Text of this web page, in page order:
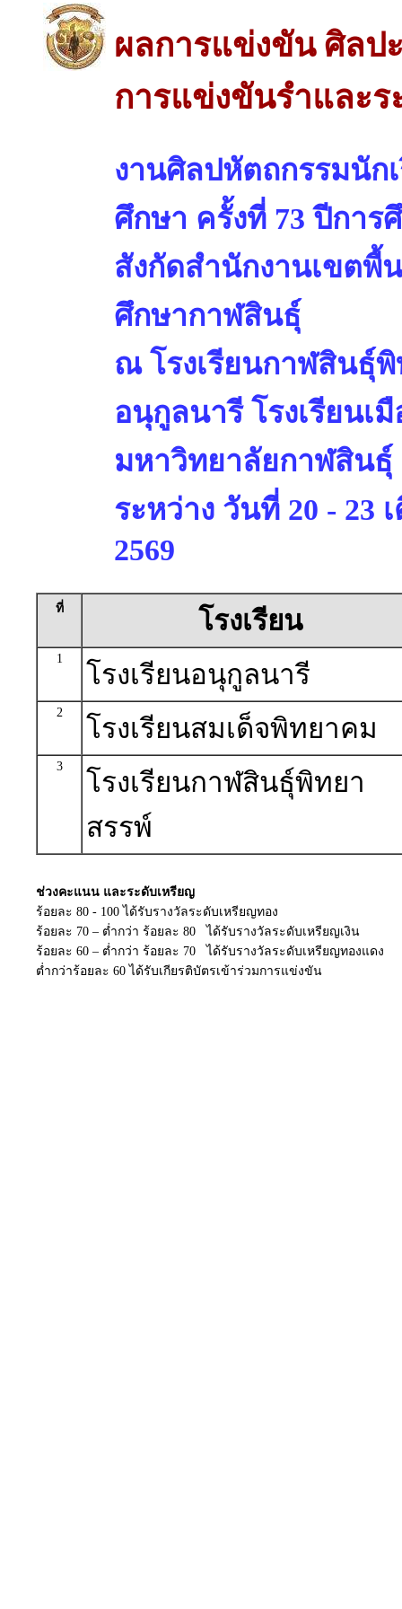
ผลการแข่งขัน ศิลป
การแข่งขันรำและร
งานศิลปหัตถกรรมนัก
ศึกษา ครั้งที่ 73 ปีการ
สังกัดสำนักงานเขตพื้
ศึกษากาฬสินธุ์
ณ โรงเรียนกาฬสินธุ์พิ
อนุกูลนารี โรงเรียนเ
มหาวิทยาลัยกาฬสินธุ์
ระหว่าง วันที่ 20 - 23
2569
ที่ โรงเรียน
1
โรงเรียนอนุกูลนารี
2
โรงเรียนสมเด็จพิทยาคม
3
โรงเรียนกาฬสินธุ์พิทยา
สรรพ์
ช่วงคะแนน และระดับเหรียญ
ร้อยละ 80 - 100 ได้รับรางวัลระดับเหรียญทอง
ร้อยละ 70 – ต่ำกว่า ร้อยละ 80 ได้รับรางวัลระดับเหรียญเงิน
ร้อยละ 60 – ต่ำกว่า ร้อยละ 70 ได้รับรางวัลระดับเหรียญทองแดง
ต่ำกว่าร้อยละ 60 ได้รับเกียรติบัตรเข้าร่วมการแข่งขัน